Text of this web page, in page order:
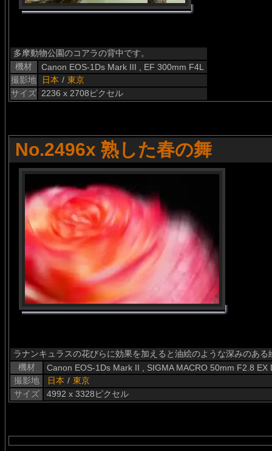
多摩動物公園のコアラの背中です。
機材
Canon EOS-1Ds Mark III , EF 300mm F4L
撮影地
日本 / 東京
サイズ 2236 x 2708ピクセル
No.2496x 熟した春の舞
ラナンキュラスの花びらに効果を加えると油絵のような深みのある
機材
Canon EOS-1Ds Mark II , SIGMA MACRO 50mm F2.8 EX
撮影地
日本 / 東京
サイズ
4992 x 3328ピクセル